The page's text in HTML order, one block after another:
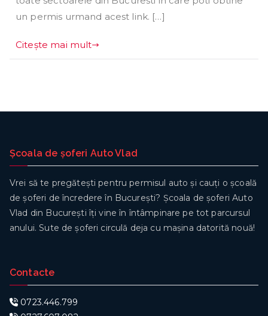
un permis urmand acest link. […]
Citește mai mult
Școala de șoferi Auto Vlad
Vrei să te pregătești pentru permisul auto și cauți o școală
de șoferi de încredere în București? Școala de șoferi Auto
Vlad din București îți vine în întâmpinare pe tot parcursul
anului. Sute de șoferi circulă deja cu mașina datorită nouă!
Contacte
0723.446.799